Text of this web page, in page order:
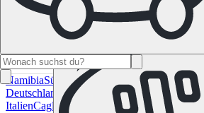
NamibiaSüdafrikaAlle Ziele in Kanada
Deutschland
Berlin Hamburg HannoverKöln
ItalienCagliari Florenz Mailand Rom Sardinien